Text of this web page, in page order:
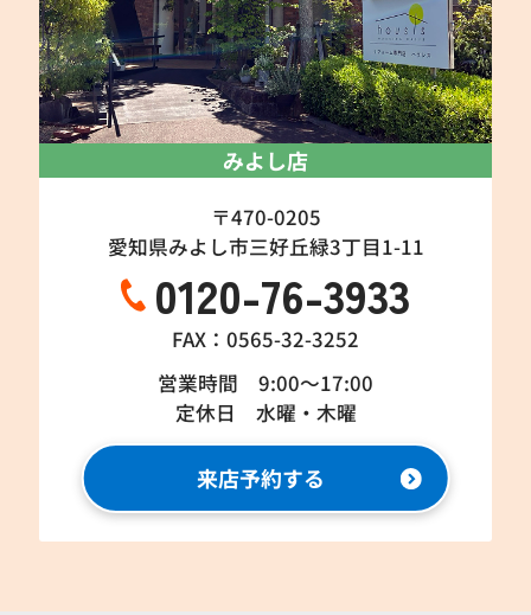
みよし店
〒470-0205
愛知県みよし市三好丘緑3丁目1-11
0120-76-3933
FAX：0565-32-3252
営業時間 9:00～17:00
定休日 水曜・木曜
来店予約する